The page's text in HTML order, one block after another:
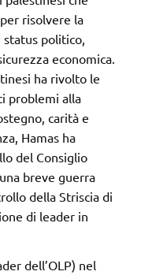
risolvere la
politico,
economica.
ha rivolto le
problemi alla
carità e
Hamas ha
del Consiglio
breve guerra
della Striscia di
di leader in
dell’OLP) nel